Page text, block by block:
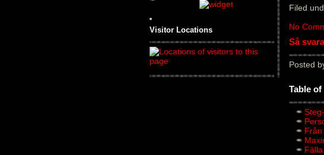
Visitor Locations
Filed
No
Så
Posted
Table